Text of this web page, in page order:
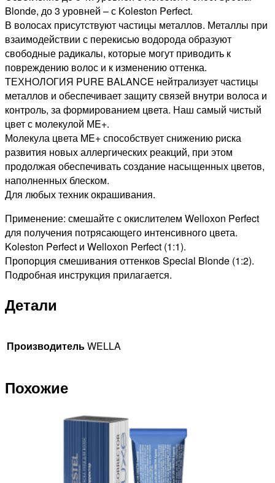
Blonde, до 3 уровней – с Koleston Perfect.
В волосах присутствуют частицы металлов. Металлы при
взаимодействии с перекисью водорода образуют
свободные радикалы, которые могут приводить к
повреждению волос и к изменению оттенка.
ТЕХНОЛОГИЯ PURE BALANCE нейтрализует частицы
металлов и обеспечивает защиту связей внутри волоса и
контроль, за формированием цвета. Наш самый чистый
цвет с молекулой МE+.
Молекула цвета ME+ способствует снижению риска
развития новых аллергических реакций, при этом
продолжая обеспечивать создание насыщенных цветов,
наполненных блеском.
Для любых техник окрашивания.
Применение: смешайте с окислителем Welloxon Perfect
для получения потрясающего интенсивного цвета.
Koleston Perfect и Welloxon Perfect (1:1).
Пропорция смешивания оттенков Special Blonde (1:2).
Подробная инструкция прилагается.
Детали
ПроизводительWELLA
Похожие